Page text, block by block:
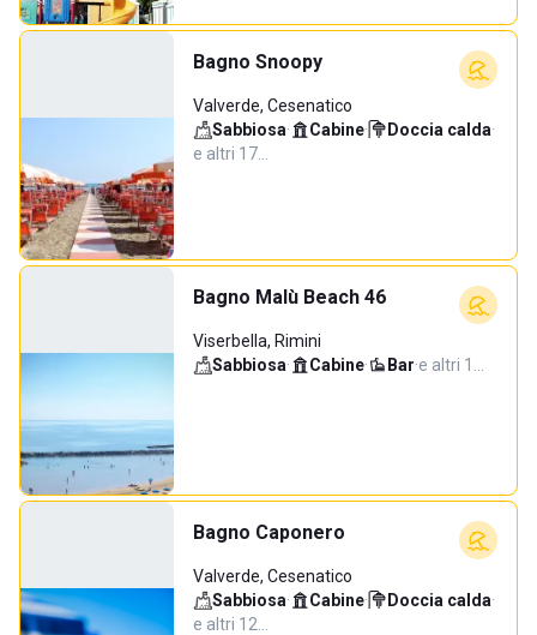
Bagno Snoopy
Valverde, Cesenatico
Sabbiosa· Cabine· Doccia calda·
e altri 17…
Bagno Malù Beach 46
Viserbella, Rimini
Sabbiosa· Cabine· Bar·e altri 1…
Bagno Caponero
Valverde, Cesenatico
Sabbiosa· Cabine· Doccia calda·
e altri 12…